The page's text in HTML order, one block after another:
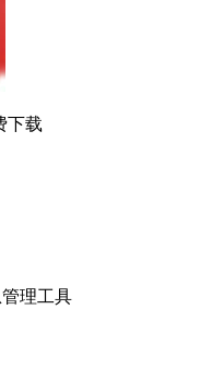
下载
理工具